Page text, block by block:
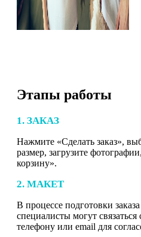
Этапы работы
1. ЗАКАЗ
Нажмите «Сделать заказ»,
размер, загрузите
корзину».
2. МАКЕТ
В процессе подготовки
специалисты могут
телефону или email для